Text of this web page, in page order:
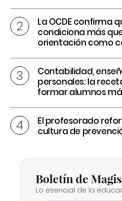
La OCDE confirma
condiciona más
orientación como
Contabilidad,
personales: la
formar alumnos
El profesorado
cultura de
Boletín de
Lo esencial de la